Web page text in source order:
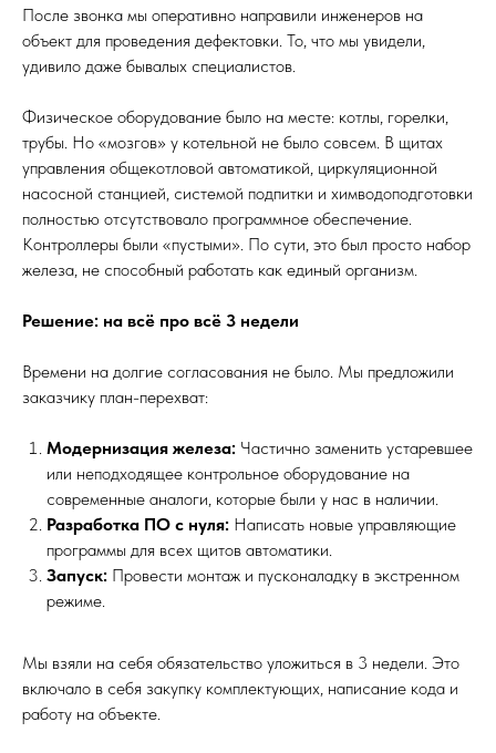
После звонка мы оперативно направили инженеров на
объект для проведения дефектовки. То, что мы увидели,
удивило даже бывалых специалистов.
Физическое оборудование было на месте: котлы, горелки,
трубы. Но «мозгов» у котельной не было совсем. В щитах
управления общекотловой автоматикой, циркуляционной
насосной станцией, системой подпитки и химводоподготовки
полностью отсутствовало программное обеспечение.
Контроллеры были «пустыми». По сути, это был просто набор
железа, не способный работать как единый организм.
Решение: на всё про всё 3 недели
Времени на долгие согласования не было. Мы предложили
заказчику план-перехват:
Модернизация железа: Частично заменить устаревшее
или неподходящее контрольное оборудование на
современные аналоги, которые были у нас в наличии.
Разработка ПО с нуля: Написать новые управляющие
программы для всех щитов автоматики.
Запуск: Провести монтаж и пусконаладку в экстренном
режиме.
Мы взяли на себя обязательство уложиться в 3 недели. Это
включало в себя закупку комплектующих, написание кода и
работу на объекте.